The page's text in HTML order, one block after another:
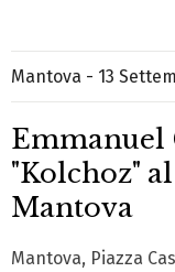
Mantova - 13
Emmanuel
"Kolchoz"
Mantova
Mantova, Piazza